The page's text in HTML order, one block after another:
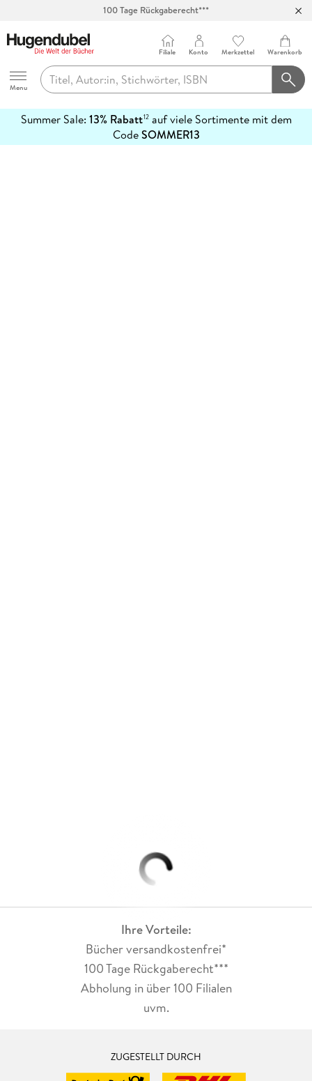
100 Tage Rückgaberecht***
Hugendubel
Menu
Filiale Konto Merkzettel Warenkorb
Summer Sale: 13% Rabatt12auf viele Sortimente mit dem
CodeSOMMER13
erfahren
Ihre Vorteile:
Bücher versandkostenfrei*
100 Tage Rückgaberecht***
Abholung in über 100 Filialen
uvm.
ZUGESTELLT DURCH